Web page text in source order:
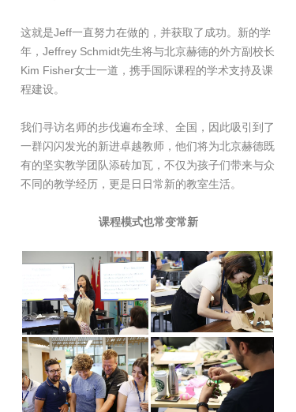
这就是Jeff一直努力在做的，并获取了成功。新的学
年，Jeffrey Schmidt先生将与北京赫德的外方副校长
Kim Fisher女士一道，携手国际课程的学术支持及课
程建设。
我们寻访名师的步伐遍布全球、全国，因此吸引到了
一群闪闪发光的新进卓越教师，他们将为北京赫德既
有的坚实教学团队添砖加瓦，不仅为孩子们带来与众
不同的教学经历，更是日日常新的教室生活。
课程模式也常变常新